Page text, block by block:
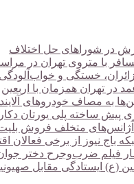
در شوراهای حل اختلاف
خستگی و
به مصاف خودروهای
پیش ساخته پلی
باج نیوز از برخی فعالان
فیلم ضرب‌وجرح دختر
(ع) ایستادگی مقابل